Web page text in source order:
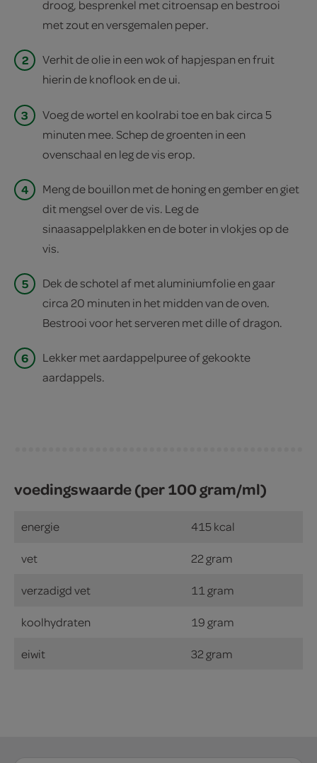
droog, besprenkel met citroensap en bestrooi
met zout en versgemalen peper.
2
Verhit de olie in een wok of hapjespan en fruit
hierin de knoflook en de ui.
3
Voeg de wortel en koolrabi toe en bak circa 5
minuten mee. Schep de groenten in een
ovenschaal en leg de vis erop.
4
Meng de bouillon met de honing en gember en giet
dit mengsel over de vis. Leg de
sinaasappelplakken en de boter in vlokjes op de
vis.
5
Dek de schotel af met aluminiumfolie en gaar
circa 20 minuten in het midden van de oven.
Bestrooi voor het serveren met dille of dragon.
6
Lekker met aardappelpuree of gekookte
aardappels.
voedingswaarde (per 100 gram/ml)
energie 415 kcal
vet 22 gram
verzadigd vet 11 gram
koolhydraten 19 gram
eiwit 32 gram